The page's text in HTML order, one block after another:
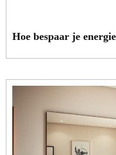
Hoe bespaar je